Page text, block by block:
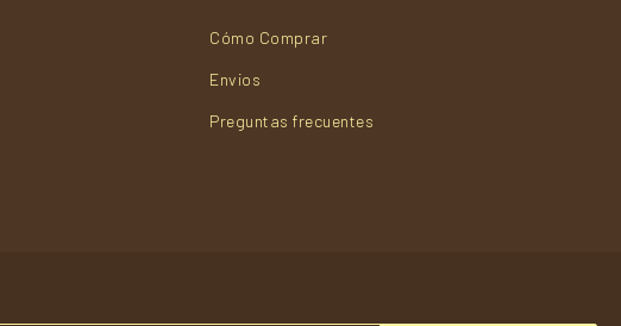
Cómo Comprar
Envios
Preguntas frecuentes